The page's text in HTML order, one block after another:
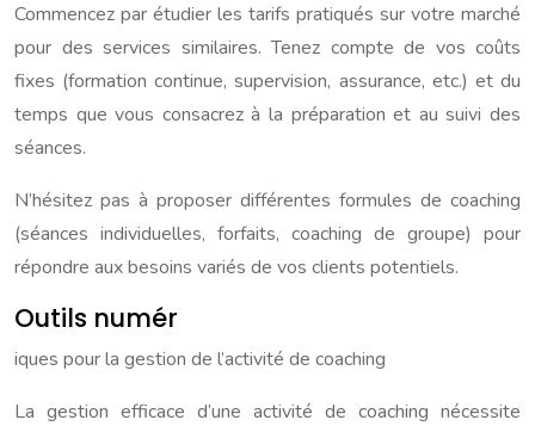
Commencez par étudier les tarifs pratiqués sur votre marché
pour des services similaires. Tenez compte de vos coûts
fixes (formation continue, supervision, assurance, etc.) et du
temps que vous consacrez à la préparation et au suivi des
séances.
N’hésitez pas à proposer différentes formules de coaching
(séances individuelles, forfaits, coaching de groupe) pour
répondre aux besoins variés de vos clients potentiels.
Outils numér
iques pour la gestion de l’activité de coaching
La gestion efficace d’une activité de coaching nécessite